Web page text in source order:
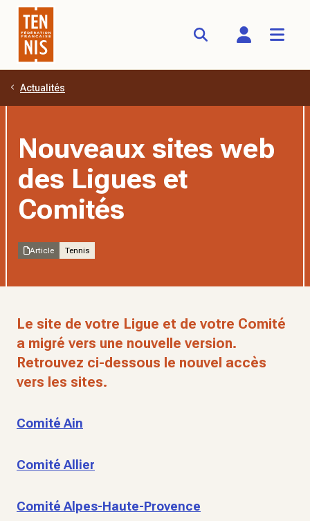
Aller au contenu principal
Actualités
Nouveaux sites web
des Ligues et
Comités
Article Tennis
Le site de votre Ligue et de votre Comité
a migré vers une nouvelle version.
Retrouvez ci-dessous le nouvel accès
vers les sites.
Comité Ain
Comité Allier
Comité Alpes-Haute-Provence